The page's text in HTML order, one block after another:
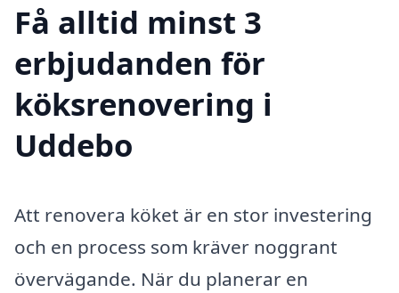
Få alltid minst 3
erbjudanden för
köksrenovering i
Uddebo
Att renovera köket är en stor investering
och en process som kräver noggrant
övervägande. När du planerar en